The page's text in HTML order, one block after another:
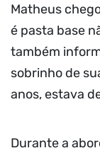
Matheus
é pasta base
também
sobrinho de
anos, estava
Durante a